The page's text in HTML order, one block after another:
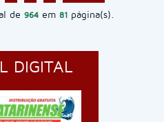
de 964em 81página(s).
DIGITAL